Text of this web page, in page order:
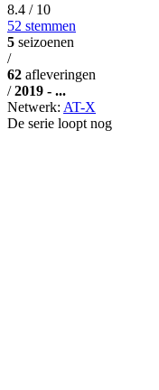
8.4 / 10
52 stemmen
5 seizoenen
/
62 afleveringen
/ 2019 - ...
Netwerk: AT-X
De serie loopt nog